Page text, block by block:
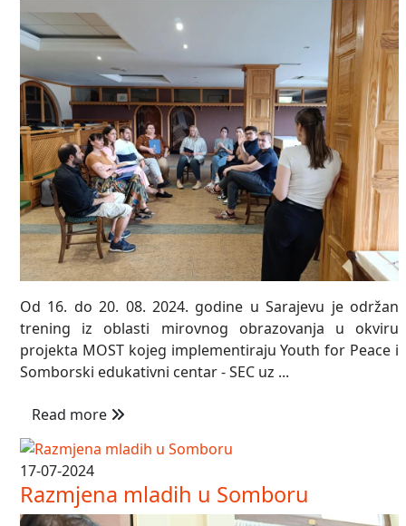
Od 16. do 20. 08. 2024. godine u Sarajevu je održan
trening iz oblasti mirovnog obrazovanja u okviru
projekta MOST kojeg implementiraju Youth for Peace i
Somborski edukativni centar - SEC uz ...
Read more
17-07-2024
Razmjena mladih u Somboru